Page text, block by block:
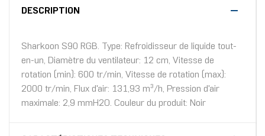
DESCRIPTION
Sharkoon S90 RGB. Type: Refroidisseur de liquide tout-
en-un, Diamètre du ventilateur: 12 cm, Vitesse de
rotation (min): 600 tr/min, Vitesse de rotation (max):
2000 tr/min, Flux d'air: 131,93 m³/h, Pression d'air
maximale: 2,9 mmH2O. Couleur du produit: Noir